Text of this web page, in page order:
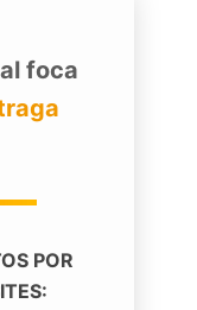
foca
POR